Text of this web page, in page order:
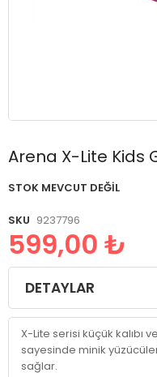
Arena X-Lite Kids
STOK MEVCUT DEĞIL
SKU 9237796
599,00 ₺
Resim
başlangıcına
DETAYLAR
X-Lite serisi küçük kalıbı
sayesinde minik
sağlar.